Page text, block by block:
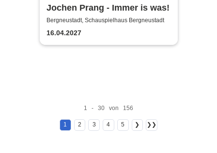
Jochen Prang - Immer is was!
Bergneustadt, Schauspielhaus Bergneustadt
16.04.2027
1 - 30 von 156
1 2 3 4 5 ❯ ❯❯